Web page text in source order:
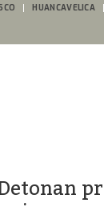
HUANCAVELICA